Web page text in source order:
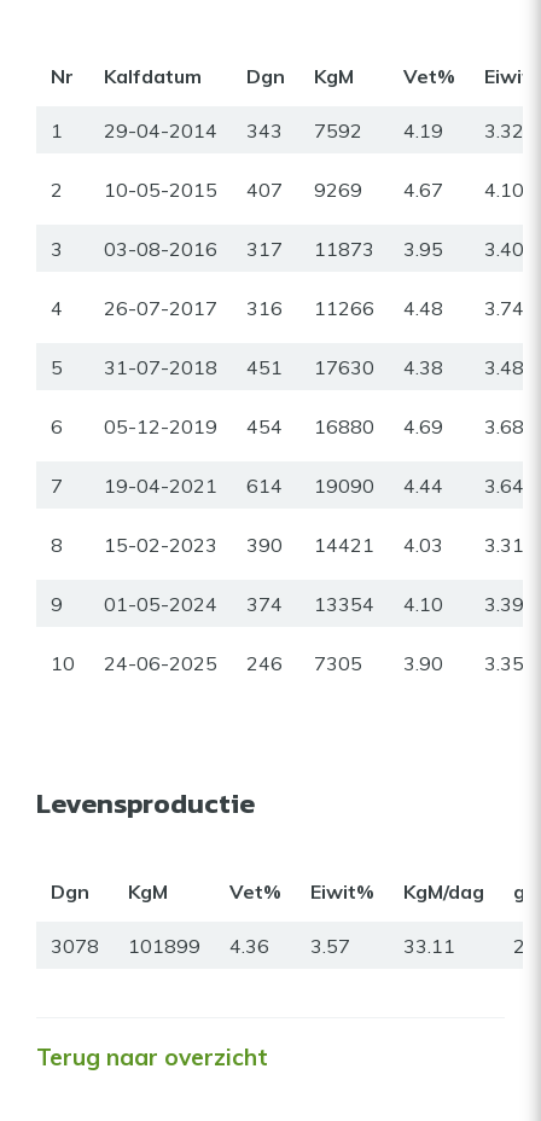
Nr Kalfdatum Dgn KgM Vet%
1 29-04-2014 343 7592 4.19 3.32
2 10-05-2015 407 9269 4.67 4.10
3 03-08-2016 317 11873 3.95 3.40
4 26-07-2017 316 11266 4.48 3.74
5 31-07-2018 451 17630 4.38 3.48
6 05-12-2019 454 16880 4.69 3.68
7 19-04-2021 614 19090 4.44 3.64
8 15-02-2023 390 14421 4.03 3.31
9 01-05-2024 374 13354 4.10 3.39
10 24-06-2025 246 7305 3.90 3.35
Levensproductie
Dgn KgM Vet% Eiwit% KgM/dag gr
3078 101899 4.36 3.57 33.11
Terug naar overzicht